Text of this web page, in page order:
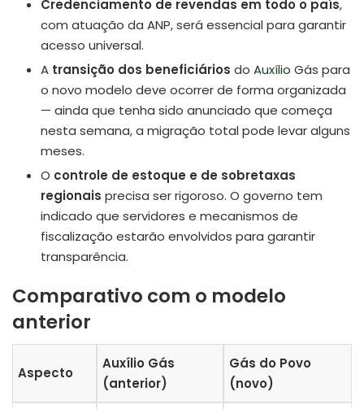
Credenciamento de revendas em todo o país,
com atuação da ANP, será essencial para garantir
acesso universal.
A transição dos beneficiários do Auxílio Gás para
o novo modelo deve ocorrer de forma organizada
— ainda que tenha sido anunciado que começa
nesta semana, a migração total pode levar alguns
meses.
O controle de estoque e de sobretaxas
regionais precisa ser rigoroso. O governo tem
indicado que servidores e mecanismos de
fiscalização estarão envolvidos para garantir
transparência.
Comparativo com o modelo
anterior
Aspecto
Auxílio Gás
(anterior)
Gás do Povo
(novo)